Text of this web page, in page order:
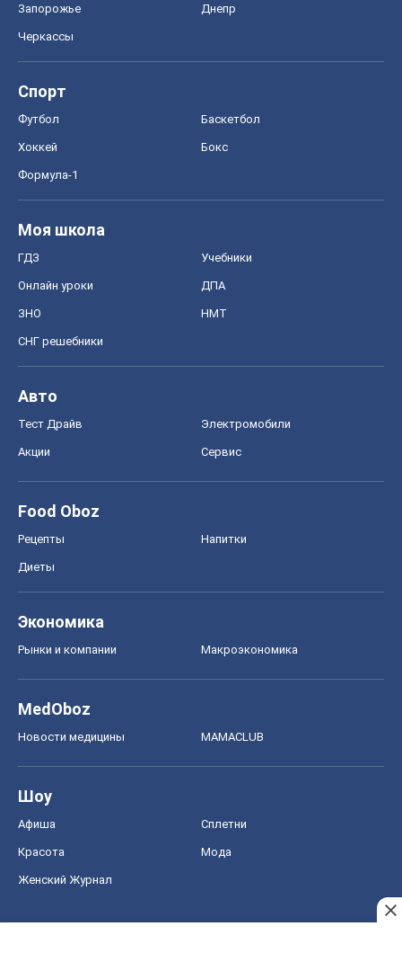
Запорожье Днепр
Черкассы
Спорт
Футбол Баскетбол
Хоккей Бокс
Формула-1
Моя школа
ГДЗ Учебники
Онлайн уроки ДПА
ЗНО НМТ
СНГ решебники
Авто
Тест Драйв Электромобили
Акции Сервис
Food Oboz
Рецепты Напитки
Диеты
Экономика
Рынки и компании Mакроэкономика
MedOboz
Новости медицины MAMACLUB
Шоу
Афиша Сплетни
Красота Мода
Женский Журнал